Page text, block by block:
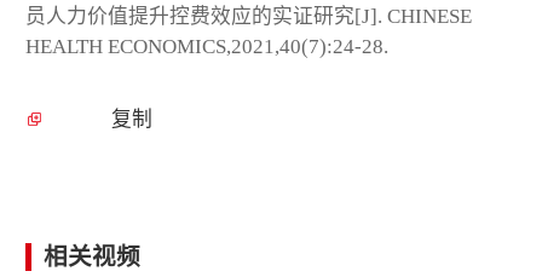
员人力价值提升控费效应的实证研究[J]. CHINESE
HEALTH ECONOMICS,2021,40(7):24-28.
复制
相关视频